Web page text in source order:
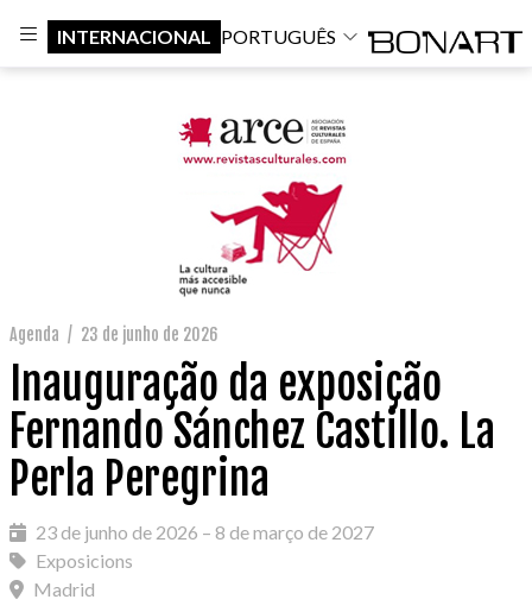
INTERNACIONAL PORTUGUÊS
Agenda / 23 de junho de 2026
Inauguração da exposição
Fernando Sánchez Castillo. La
Perla Peregrina
23 de junho de 2026 – 8 de março de 2027
Exposicions
Madrid